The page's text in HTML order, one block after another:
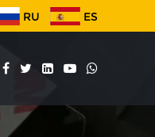
RU ES